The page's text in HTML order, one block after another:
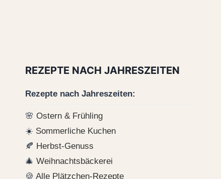
REZEPTE NACH JAHRESZEITEN
Rezepte nach Jahreszeiten:
🌸Ostern & Frühling
☀️ Sommerliche Kuchen
🍂 Herbst-Genuss
🎄Weihnachtsbäckerei
🍪Alle Plätzchen-Rezepte